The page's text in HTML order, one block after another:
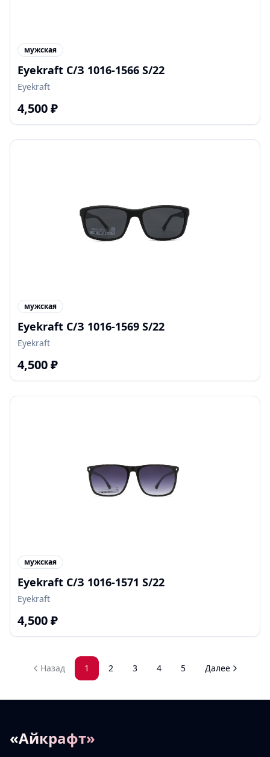
мужская
Eyekraft С/З 1016-1566 S/22
Eyekraft
4,500₽
мужская
Eyekraft С/З 1016-1569 S/22
Eyekraft
4,500₽
мужская
Eyekraft С/З 1016-1571 S/22
Eyekraft
4,500₽
Назад 1 2 3 4 5 Далее
«Айкрафт»